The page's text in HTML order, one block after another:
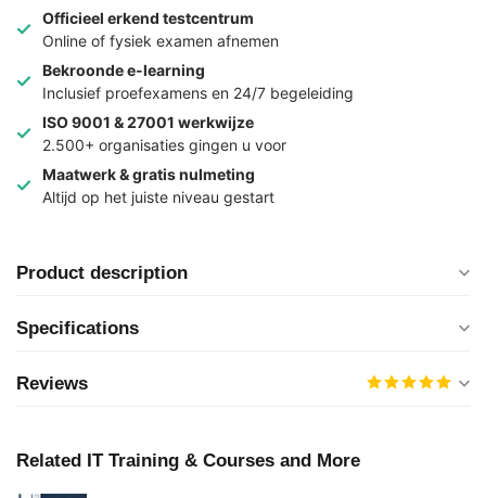
Officieel erkend testcentrum
Online of fysiek examen afnemen
Bekroonde e-learning
Inclusief proefexamens en 24/7 begeleiding
ISO 9001 & 27001 werkwijze
2.500+ organisaties gingen u voor
Maatwerk & gratis nulmeting
Altijd op het juiste niveau gestart
Product description
Specifications
Reviews
Related IT Training & Courses and More